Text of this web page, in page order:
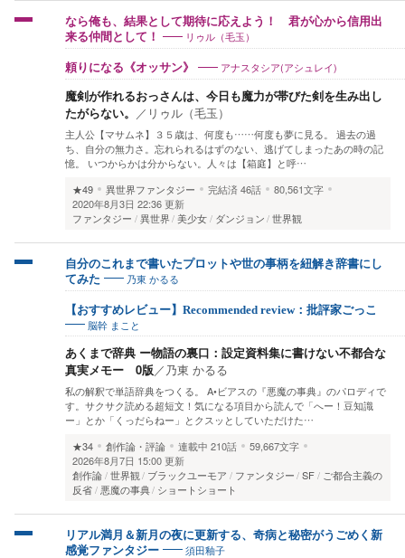
なら俺も、結果として期待に応えよう！ 君が心から信用出
来る仲間として！
リゥル（毛玉）
頼りになる《オッサン》 アナスタシア(アシュレイ)
魔剣が作れるおっさんは、今日も魔力が帯びた剣を生み出し
たがらない。 ／ リゥル（毛玉）
主人公【マサムネ】３５歳は、何度も……何度も夢に見る。 過去の過
ち、自分の無力さ。忘れられるはずのない、逃げてしまったあの時の記
憶。 いつからかは分からない。人々は【箱庭】と呼…
★49
異世界ファンタジー 完結済46話
80,561文字
2020年8月3日 22:36 更新
ファンタジー
異世界 美少女 ダンジョン 世界観
自分のこれまで書いたプロットや世の事柄を紐解き辞書にし
てみた
乃東 かるる
【おすすめレビュー】Recommended review：批評家ごっこ
脳幹 まこと
あくまで辞典 ー物語の裏口：設定資料集に書けない不都合な
真実メモー 0版／ 乃東 かるる
私の解釈で単語辞典をつくる。 A•ビアスの『悪魔の事典』のパロディで
す。サクサク読める超短文！気になる項目から読んで「へー！豆知識
ー」とか「くっだらねー」とクスッとしていただけた…
★34
創作論・評論 連載中 210話
59,667文字
2026年8月7日 15:00 更新
創作論 世界観 ブラックユーモア ファンタジー SF
ご都合主義の
反省
悪魔の事典 ショートショート
リアル満月＆新月の夜に更新する、奇病と秘密がうごめく新
感覚ファンタジー
須田釉子